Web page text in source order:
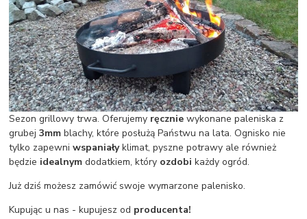
Sezon grillowy trwa. Oferujemy ręcznie wykonane paleniska z
grubej3mm blachy, które posłużą Państwu na lata. Ognisko nie
tylko zapewniwspaniałyklimat, pyszne potrawy ale również
będzie idealnym dodatkiem, który ozdobi każdy ogród.
Już dziś możesz zamówić swoje wymarzone palenisko.
Kupując u nas - kupujesz od producenta!